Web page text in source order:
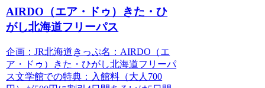
AIRDO（エア・ドゥ）きた・ひ
がし北海道フリーパス
企画：JR北海道きっぷ名：AIRDO（エ
ア・ドゥ）きた・ひがし北海道フリーパ
ス文学館での特典：入館料（大人700